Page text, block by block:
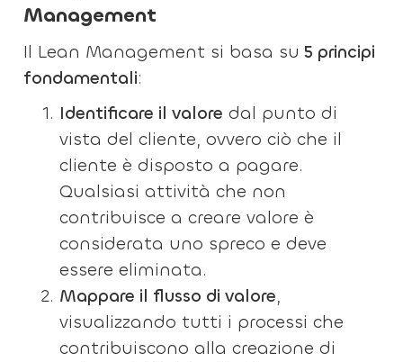
Management
Il Lean Management si basa su 5 principi
fondamentali:
Identificare il valore dal punto di
vista del cliente, ovvero ciò che il
cliente è disposto a pagare.
Qualsiasi attività che non
contribuisce a creare valore è
considerata uno spreco e deve
essere eliminata.
Mappare il flusso di valore,
visualizzando tutti i processi che
contribuiscono alla creazione di